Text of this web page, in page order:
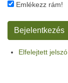
Emlékezz rám!
Elfelejtett jelszó